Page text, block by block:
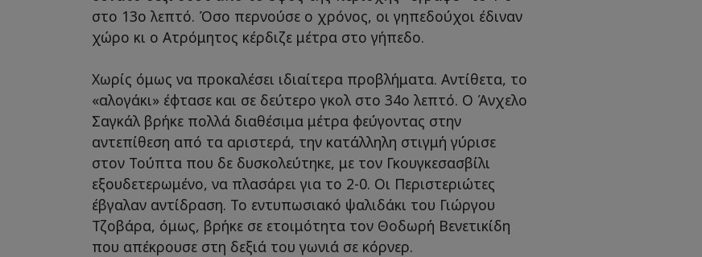
στο 13ο λεπτό. Όσο περνούσε ο χρόνος, οι γηπεδούχοι έδιναν
χώρο κι ο Ατρόμητος κέρδιζε μέτρα στο γήπεδο.
Χωρίς όμως να προκαλέσει ιδιαίτερα προβλήματα. Αντίθετα, το
«αλογάκι» έφτασε και σε δεύτερο γκολ στο 34ο λεπτό. Ο Άνχελο
Σαγκάλ βρήκε πολλά διαθέσιμα μέτρα φεύγοντας στην
αντεπίθεση από τα αριστερά, την κατάλληλη στιγμή γύρισε
στον Τούπτα που δε δυσκολεύτηκε, με τον Γκουγκεσασβίλι
εξουδετερωμένο, να πλασάρει για το 2-0. Οι Περιστεριώτες
έβγαλαν αντίδραση. Το εντυπωσιακό ψαλιδάκι του Γιώργου
Τζοβάρα, όμως, βρήκε σε ετοιμότητα τον Θοδωρή Βενετικίδη
που απέκρουσε στη δεξιά του γωνιά σε κόρνερ.